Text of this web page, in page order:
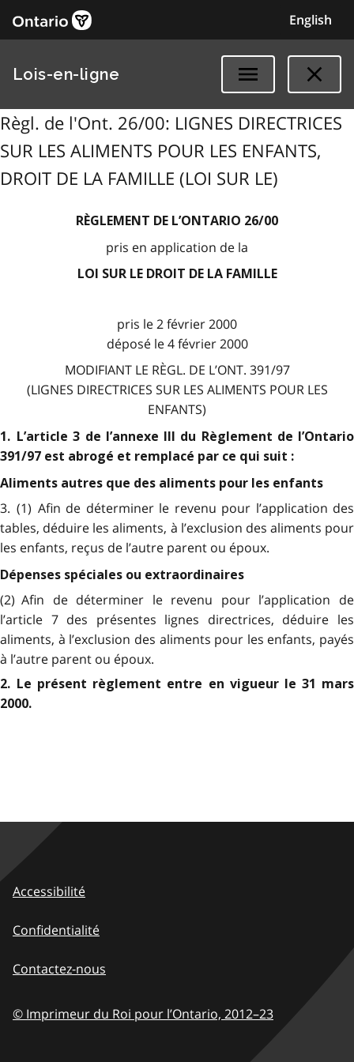
English
Lois-en-ligne
Règl. de l'Ont. 26/00: LIGNES DIRECTRICES
SUR LES ALIMENTS POUR LES ENFANTS,
DROIT DE LA FAMILLE (LOI SUR LE)
RÈGLEMENT DE L’ONTARIO 26/00
pris en application de la
LOI SUR LE DROIT DE LA FAMILLE
pris le 2 février 2000
déposé le 4 février 2000
MODIFIANT LE RÈGL. DE L’ONT. 391/97
(LIGNES DIRECTRICES SUR LES ALIMENTS POUR LES
ENFANTS)
1. L’article 3 de l’annexe III du Règlement de l’Ontario
391/97 est abrogé et remplacé par ce qui suit :
Aliments autres que des aliments pour les enfants
3. (1) Afin de déterminer le revenu pour l’application des
tables, déduire les aliments, à l’exclusion des aliments pour
les enfants, reçus de l’autre parent ou époux.
Dépenses spéciales ou extraordinaires
(2) Afin de déterminer le revenu pour l’application de
l’article 7 des présentes lignes directrices, déduire les
aliments, à l’exclusion des aliments pour les enfants, payés
à l’autre parent ou époux.
2. Le présent règlement entre en vigueur le 31 mars
2000.
Accessibilité
Confidentialité
Contactez-nous
© Imprimeur du Roi pour l’Ontario, 2012–23